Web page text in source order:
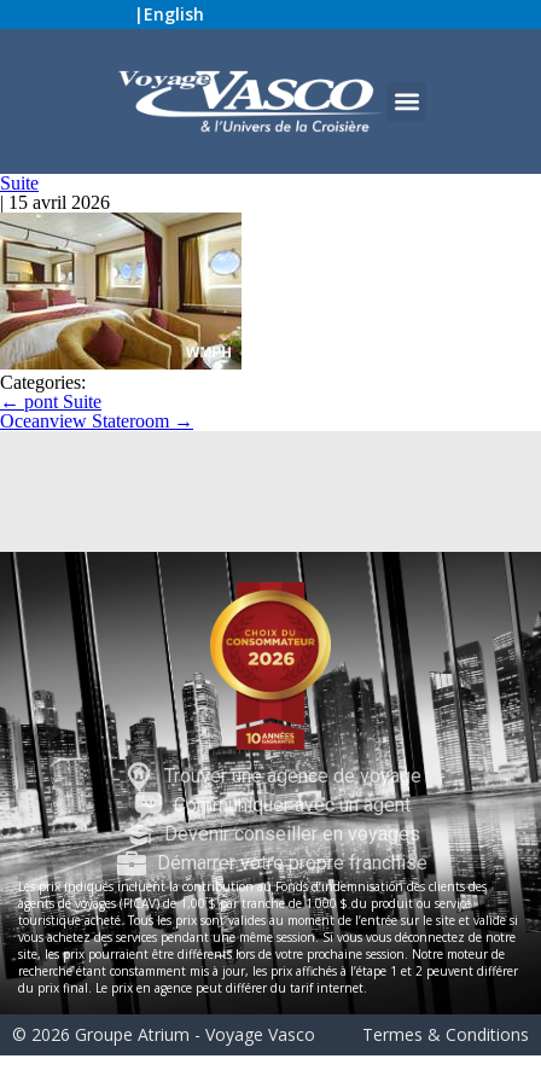
| English
Suite
| 15 avril 2026
Categories:
← pont Suite
Oceanview Stateroom →
Trouver une agence de voyage
Communiquer avec un agent
Devenir conseiller en voyages
Démarrer votre propre franchise
Les prix indiqués incluent la contribution au Fonds d’indemnisation des clients des
agents de voyages (FICAV) de 1,00 $ par tranche de 1 000 $ du produit ou service
touristique acheté. Tous les prix sont valides au moment de l’entrée sur le site et valide si
vous achetez des services pendant une même session. Si vous vous déconnectez de notre
site, les prix pourraient être différents lors de votre prochaine session. Notre moteur de
recherche étant constamment mis à jour, les prix affichés à l’étape 1 et 2 peuvent différer
du prix final. Le prix en agence peut différer du tarif internet.
© 2026 Groupe Atrium - Voyage Vasco Termes & Conditions